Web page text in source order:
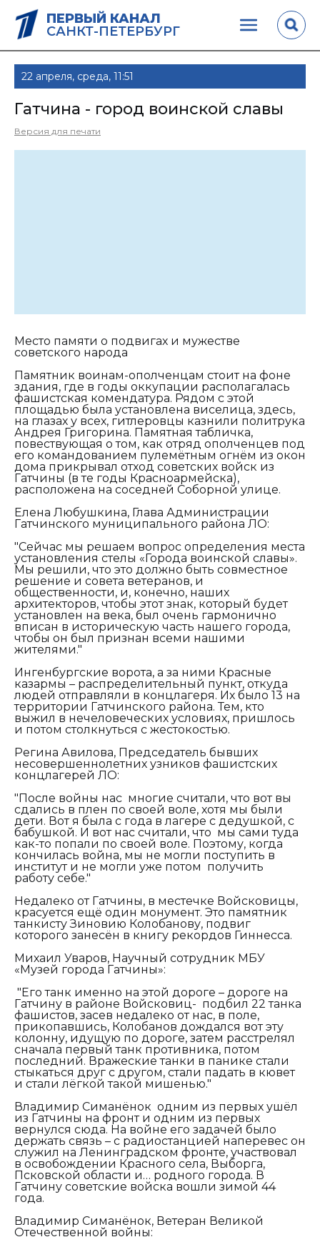
ПЕРВЫЙ КАНАЛ
САНКТ-ПЕТЕРБУРГ
22 апреля, среда, 11:51
Гатчина - город воинской славы
Версия для печати
Место памяти о подвигах и мужестве
советского народа
Памятник воинам-ополченцам стоит на фоне
здания, где в годы оккупации располагалась
фашистская комендатура. Рядом с этой
площадью была установлена виселица, здесь,
на глазах у всех, гитлеровцы казнили политрука
Андрея Григорина. Памятная табличка,
повествующая о том, как отряд ополченцев под
его командованием пулемётным огнём из окон
дома прикрывал отход советских войск из
Гатчины (в те годы Красноармейска),
расположена на соседней Соборной улице.
Елена Любушкина, Глава Администрации
Гатчинского муниципального района ЛО:
"Сейчас мы решаем вопрос определения места
установления стелы «Города воинской славы».
Мы решили, что это должно быть совместное
решение и совета ветеранов, и
общественности, и, конечно, наших
архитекторов, чтобы этот знак, который будет
установлен на века, был очень гармонично
вписан в историческую часть нашего города,
чтобы он был признан всеми нашими
жителями."
Ингенбургские ворота, а за ними Красные
казармы – распределительный пункт, откуда
людей отправляли в концлагеря. Их было 13 на
территории Гатчинского района. Тем, кто
выжил в нечеловеческих условиях, пришлось
и потом столкнуться с жестокостью.
Регина Авилова, Председатель бывших
несовершеннолетних узников фашистских
концлагерей ЛО:
"После войны нас многие считали, что вот вы
сдались в плен по своей воле, хотя мы были
дети. Вот я была с года в лагере с дедушкой, с
бабушкой. И вот нас считали, что мы сами туда
как-то попали по своей воле. Поэтому, когда
кончилась война, мы не могли поступить в
институт и не могли уже потом получить
работу себе."
Недалеко от Гатчины, в местечке Войсковицы,
красуется ещё один монумент. Это памятник
танкисту Зиновию Колобанову, подвиг
которого занесён в книгу рекордов Гиннесса.
Михаил Уваров, Научный сотрудник МБУ
«Музей города Гатчины»:
"Его танк именно на этой дороге – дороге на
Гатчину в районе Войсковиц- подбил 22 танка
фашистов, засев недалеко от нас, в поле,
прикопавшись, Колобанов дождался вот эту
колонну, идущую по дороге, затем расстрелял
сначала первый танк противника, потом
последний. Вражеские танки в панике стали
стыкаться друг с другом, стали падать в кювет
и стали лёгкой такой мишенью."
Владимир Симанёнок одним из первых ушёл
из Гатчины на фронт и одним из первых
вернулся сюда. На войне его задачей было
держать связь – с радиостанцией наперевес он
служил на Ленинградском фронте, участвовал
в освобождении Красного села, Выборга,
Псковской области и… родного города. В
Гатчину советские войска вошли зимой 44
года.
Владимир Симанёнок, Ветеран Великой
Отечественной войны: